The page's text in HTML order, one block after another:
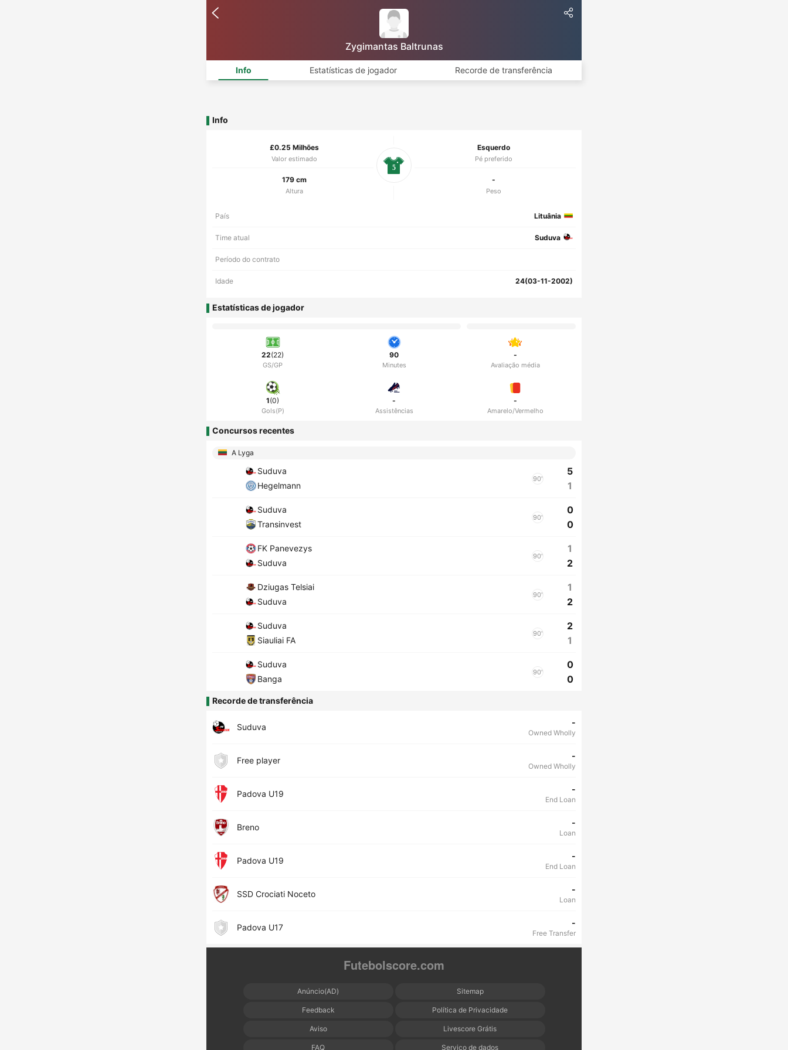
Zygimantas Baltrunas
Info Estatísticas de jogador Recorde de transferência
Info
£0.25 Milhões
Valor estimado
Esquerdo
Pé preferido
179 cm
Altura
-
Peso
5
País Lituânia
Time atual Suduva
Período do contrato
Idade 24(03-11-2002)
Estatísticas de jogador
22(22)
GS/GP
90
Minutes
-
Avaliação média
1(0)
Gols(P)
-
Assistências
-
Amarelo/Vermelho
Concursos recentes
A Lyga
Suduva
Hegelmann
90'
5
1
Suduva
Transinvest
90'
0
0
FK Panevezys
Suduva
90'
1
2
Dziugas Telsiai
Suduva
90'
1
2
Suduva
Siauliai FA
90'
2
1
Suduva
Banga
90'
0
0
Recorde de transferência
Suduva -
Owned Wholly
Free player -
Owned Wholly
Padova U19 -
End Loan
Breno -
Loan
Padova U19 -
End Loan
SSD Crociati Noceto -
Loan
Padova U17 -
Free Transfer
Futebolscore.com
Anúncio(AD) Sitemap
Feedback Política de Privacidade
Aviso Livescore Grátis
FAQ Serviço de dados